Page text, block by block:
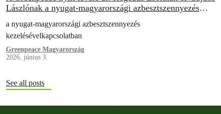
Lászlónak a nyugat-magyarországi azbesztszennyezés
kezelésével kapcsolatban
a nyugat-magyarországi azbesztszennyezés
kezelésévelkapcsolatban
Greenpeace Magyarország
2026. június 3.
See all posts